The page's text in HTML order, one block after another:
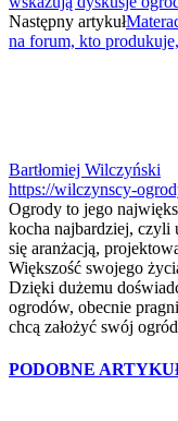
Następny artykuł
na forum, kto
Bartłomiej Wilczyński
https://wilczynscy-
Ogrody to jego
kocha najbardziej, czyli
się aranżacją,
Większość swojego
Dzięki dużemu
ogrodów, obecnie
chcą założyć swój
PODOBNE